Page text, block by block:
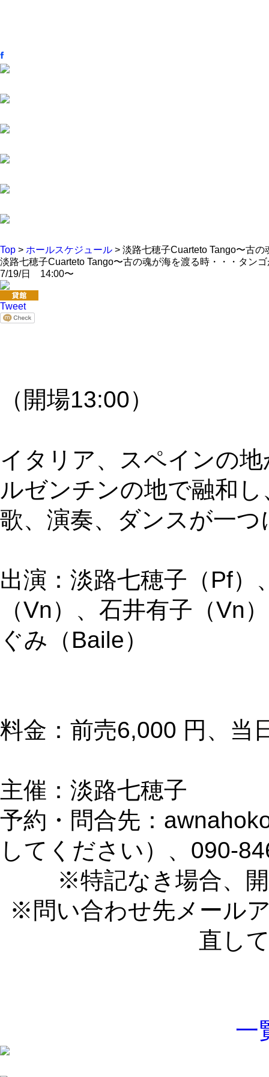
Top > ホールスケジュール > 淡路七穂子Cuarteto Tango〜古
淡路七穂子Cuarteto Tango〜古の魂が海を渡る時・・・タン
7/19/日 14:00〜
Tweet
（開場13:00）
イタリア、スペインの
ルゼンチンの地で融和
歌、演奏、ダンスが一
出演：淡路七穂子（Pf）
（Vn）、石井有子（Vn
ぐみ（Baile）
料金：前売6,000 円、当
主催：淡路七穂子
予約・問合先：
してください）、090-
※特記なき場合、
※問い合わせ先メール
直し
一